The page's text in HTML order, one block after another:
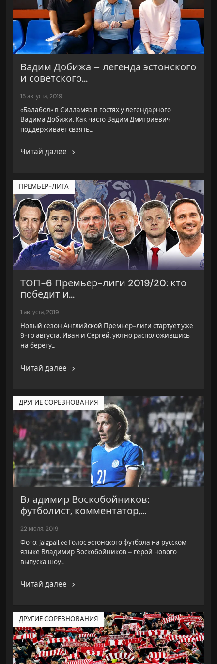
Вадим Добижа – легенда эстонского
и советского...
15 августа, 2019
«Балабол» в Силламяэ в гостях у легендарного
Вадима Добижи. Как часто Вадим Дмитриевич
поддерживает свзять…
Читай далее
ПРЕМЬЕР-ЛИГА
ТОП-6 Премьер-лиги 2019/20: кто
победит и...
1 августа, 2019
Новый сезон Английской Премьер-лиги стартует уже
9-го августа. Иван и Сергей, уютно расположившись
на берегу…
Читай далее
ДРУГИЕ СОРЕВНОВАНИЯ
Владимир Воскобойников:
футболист, комментатор,...
22 июля, 2019
Фото: jalgpall.ee Голос эстонского футбола на русском
языке Владимир Воскобойников – герой нового
выпуска шоу…
Читай далее
ДРУГИЕ СОРЕВНОВАНИЯ